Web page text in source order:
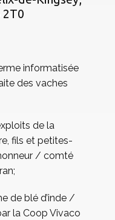
2T0
informatisée
des vaches
de la
fils et petites-
/ comté
de blé d’inde /
la Coop Vivaco